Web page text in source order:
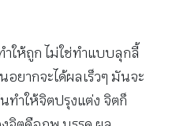
ำให้ถูก ไม่ใช่ทำแบบลุกลี้
ยากจะได้ผลเร็วๆ มันจะ
ทำให้จิตปรุงแต่ง จิตก็